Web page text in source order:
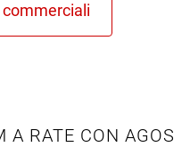
A RATE CON AGOS